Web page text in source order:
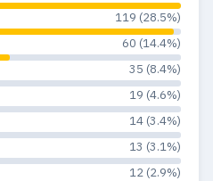
119 (28.5%)
60 (14.4%)
35 (8.4%)
19 (4.6%)
14 (3.4%)
13 (3.1%)
12 (2.9%)